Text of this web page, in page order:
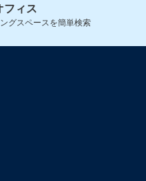
フィス
グスペースを簡単検索